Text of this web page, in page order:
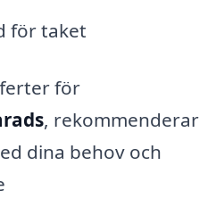
för taket
för
, rekommenderar
dina behov och